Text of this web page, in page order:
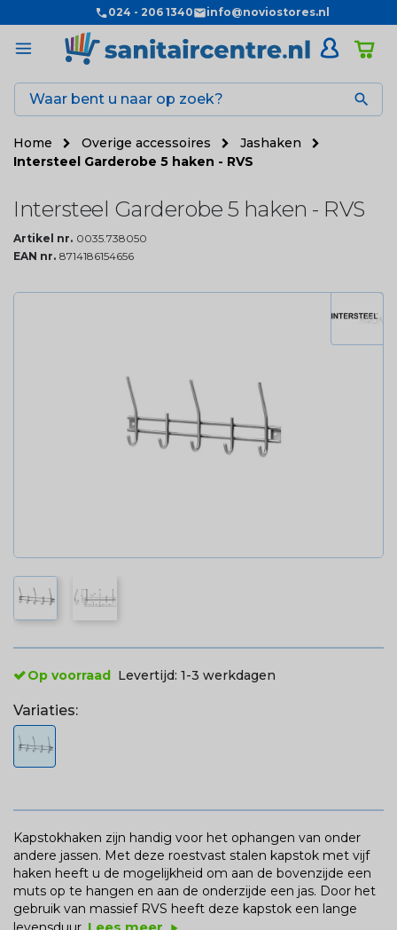
024 - 206 1340 info@noviostores.nl

Home Overige accessoires
Jashaken
Intersteel Garderobe 5 haken - RVS
Intersteel Garderobe 5 haken - RVS
Artikel nr. 0035.738050
EAN nr. 8714186154656
Op voorraad Levertijd: 1-3 werkdagen
Variaties:
Kapstokhaken zijn handig voor het ophangen van onder
andere jassen. Met deze roestvast stalen kapstok met vijf
haken heeft u de mogelijkheid om aan de bovenzijde een
muts op te hangen en aan de onderzijde een jas. Door het
gebruik van massief RVS heeft deze kapstok een lange